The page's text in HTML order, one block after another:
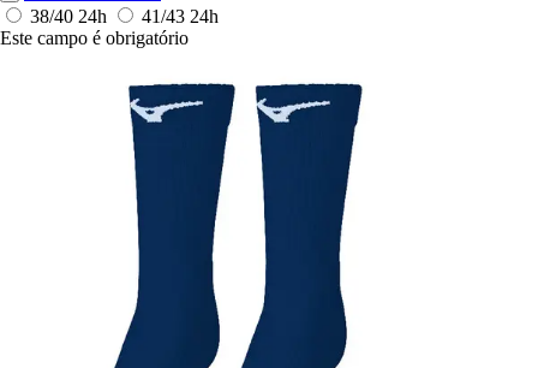
38/40 24h 41/43 24h
Este campo é obrigatório